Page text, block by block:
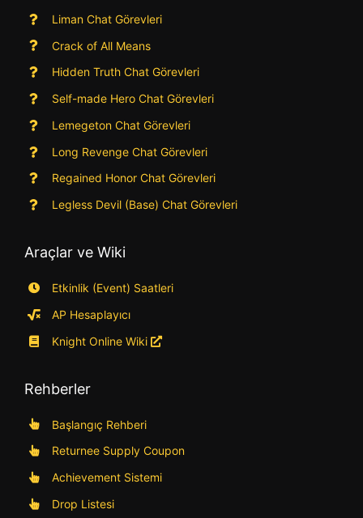
Liman Chat Görevleri
Crack of All Means
Hidden Truth Chat Görevleri
Self-made Hero Chat Görevleri
Lemegeton Chat Görevleri
Long Revenge Chat Görevleri
Regained Honor Chat Görevleri
Legless Devil (Base) Chat Görevleri
Araçlar ve Wiki
Etkinlik (Event) Saatleri
AP Hesaplayıcı
Knight Online Wiki
Rehberler
Başlangıç Rehberi
Returnee Supply Coupon
Achievement Sistemi
Drop Listesi